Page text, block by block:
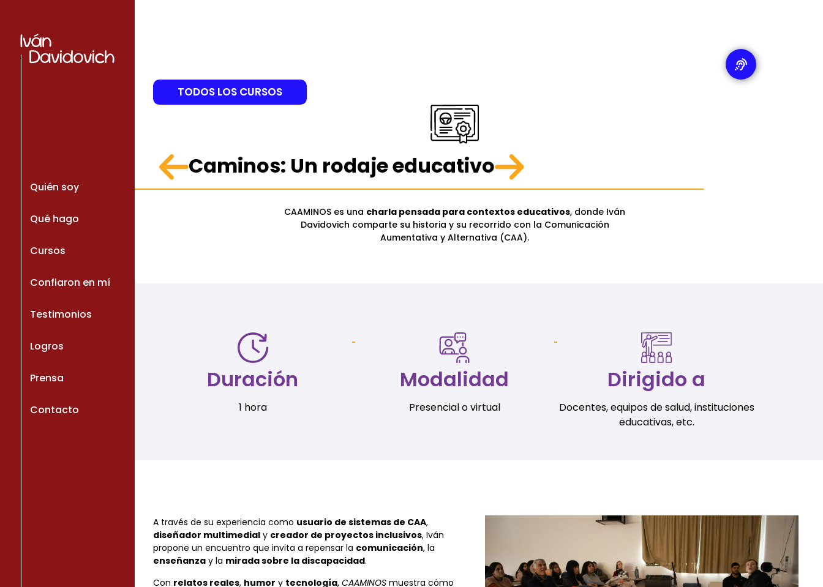
Quién soy
Qué hago
Cursos
Confiaron en mí
Testimonios
Logros
Prensa
Contacto
TODOS LOS CURSOS
Caminos: Un rodaje educativo
CAAMINOS es una charla pensada para contextos educativos, donde Iván
Davidovich comparte su historia y su recorrido con la Comunicación
Aumentativa y Alternativa (CAA).
Duración
1 hora
Modalidad
Presencial o virtual
Dirigido a
Docentes, equipos de salud, instituciones
educativas, etc.
A través de su experiencia como usuario de sistemas de CAA,
diseñador multimedial y creador de proyectos inclusivos, Iván
propone un encuentro que invita a repensar la comunicación, la
enseñanza y la mirada sobre la discapacidad.
Con relatos reales, humor y tecnología, CAAMINOS muestra cómo